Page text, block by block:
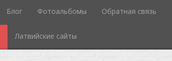
Блог Фотоальбомы Обратная связь
Латвийские сайты